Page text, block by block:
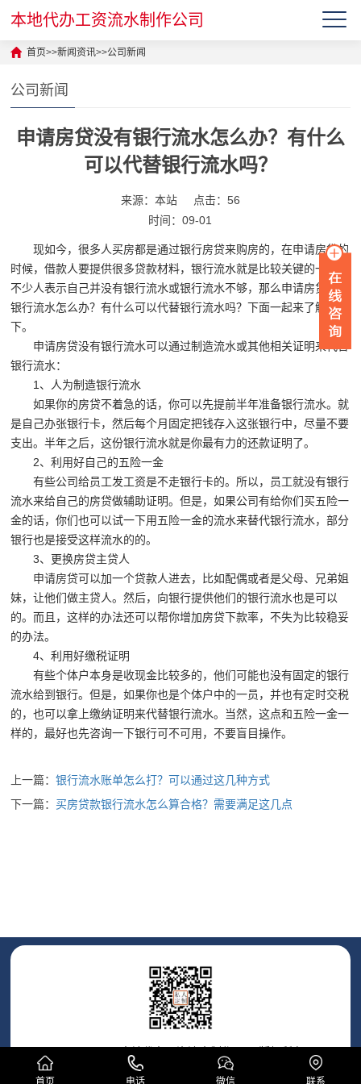
本地代办工资流水制作公司
首页>>新闻资讯>>公司新闻
公司新闻
申请房贷没有银行流水怎么办？有什么
可以代替银行流水吗？
来源：本站
点击：56
时间：09-01
现如今，很多人买房都是通过银行房贷来购房的，在申请房贷的
时候，借款人要提供很多贷款材料，银行流水就是比较关键的一项，
不少人表示自己并没有银行流水或银行流水不够，那么申请房贷没有
银行流水怎么办？有什么可以代替银行流水吗？下面一起来了解一
下。
申请房贷没有银行流水可以通过制造流水或其他相关证明来代替
银行流水：
1、人为制造银行流水
如果你的房贷不着急的话，你可以先提前半年准备银行流水。就
是自己办张银行卡，然后每个月固定把钱存入这张银行中，尽量不要
支出。半年之后，这份银行流水就是你最有力的还款证明了。
2、利用好自己的五险一金
有些公司给员工发工资是不走银行卡的。所以，员工就没有银行
流水来给自己的房贷做辅助证明。但是，如果公司有给你们买五险一
金的话，你们也可以试一下用五险一金的流水来替代银行流水，部分
银行也是接受这样流水的的。
3、更换房贷主贷人
申请房贷可以加一个贷款人进去，比如配偶或者是父母、兄弟姐
妹，让他们做主贷人。然后，向银行提供他们的银行流水也是可以
的。而且，这样的办法还可以帮你增加房贷下款率，不失为比较稳妥
的办法。
4、利用好缴税证明
有些个体户本身是收现金比较多的，他们可能也没有固定的银行
流水给到银行。但是，如果你也是个体户中的一员，并也有定时交税
的，也可以拿上缴纳证明来代替银行流水。当然，这点和五险一金一
样的，最好也先咨询一下银行可不可用，不要盲目操作。
上一篇：银行流水账单怎么打？可以通过这几种方式
下一篇： 买房贷款银行流水怎么算合格？需要满足这几点
服务热线： 186 7387 1885
首页 电话 微信 联系